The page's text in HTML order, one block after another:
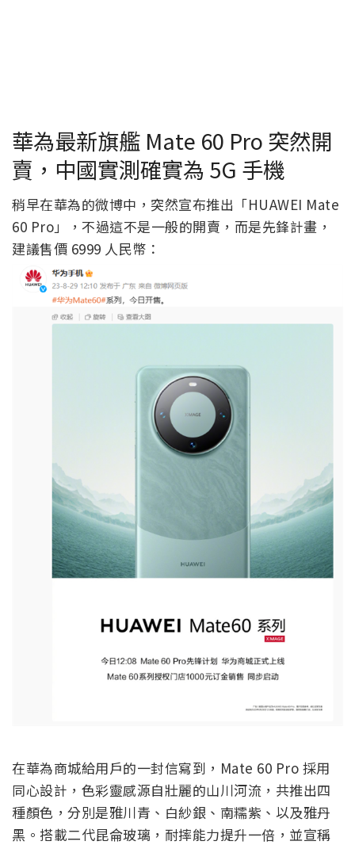
華為最新旗艦 Mate 60 Pro 突然開
賣，中國實測確實為 5G 手機
稍早在華為的微博中，突然宣布推出「HUAWEI Mate
60 Pro」，不過這不是一般的開賣，而是先鋒計畫，
建議售價 6999 人民幣：
在華為商城給用戶的一封信寫到，Mate 60 Pro 採用
同心設計，色彩靈感源自壯麗的山川河流，共推出四
種顏色，分別是雅川青、白紗銀、南糯紫、以及雅丹
黑。搭載二代昆侖玻璃，耐摔能力提升一倍，並宣稱